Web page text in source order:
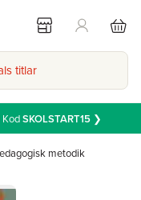
titlar
KodSKOLSTART15❯
metodik